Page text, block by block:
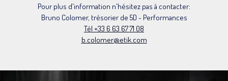
Pour plus d'information n'hésitez pas à contacter:
Bruno Colomer, trésorier de 5D - Performances
Tél +33 6 63 67 71 08
b.colomer@etik.com